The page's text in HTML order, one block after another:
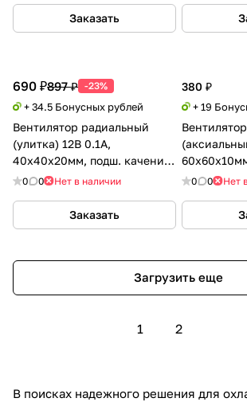
Заказать
690 ₽897 ₽ -23%
+ 34.5 Бонусных рублей
Вентилятор радиальный
(улитка) 12В 0.1А,
40х40х20мм, подш. качения
(Ball), GDSTIME
0 0 Нет в наличии
Заказать
380 ₽
+ 19
0 0 Нет
Загрузить еще
1 2
В поисках надежного решения для